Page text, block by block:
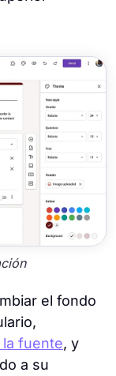
el fondo
fuente, y
a su